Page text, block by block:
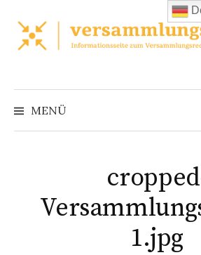
Inhalt
überspringen
MENÜ
1.jpg